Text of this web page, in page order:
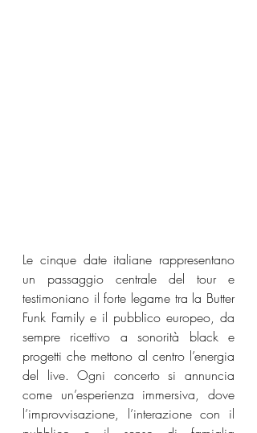
Le cinque date italiane rappresentano
un passaggio centrale del tour e
testimoniano il forte legame tra la Butter
Funk Family e il pubblico europeo, da
sempre ricettivo a sonorità black e
progetti che mettono al centro l’energia
del live. Ogni concerto si annuncia
come un’esperienza immersiva, dove
l’improvvisazione, l’interazione con il